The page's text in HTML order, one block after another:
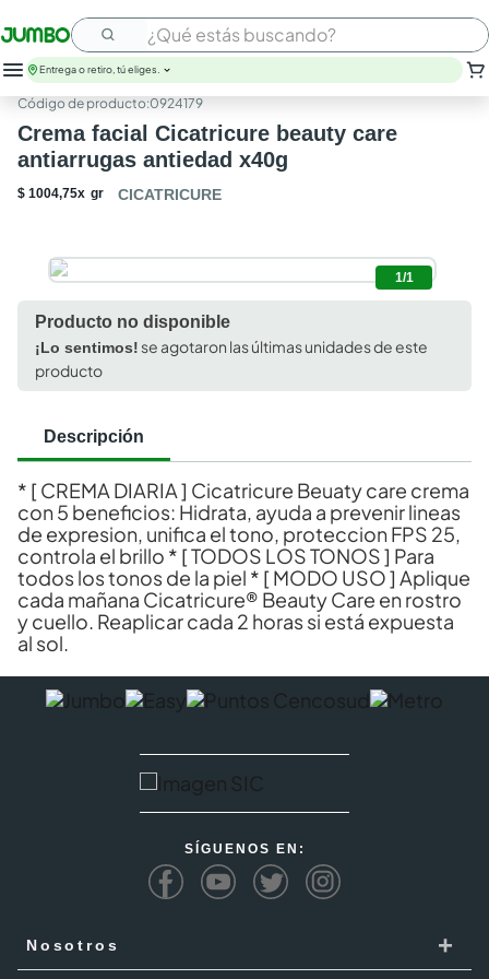
¿Qué estás buscando?
Entrega o retiro, tú eliges.
:0924179
Crema facial Cicatricure beauty care
antiarrugas antiedad x40g
$ 1004,75x gr CICATRICURE
1/1
Producto no disponible
¡Lo sentimos!se agotaron las últimas unidades de este
producto
Descripción
* [ CREMA DIARIA ] Cicatricure Beuaty care crema
con 5 beneficios: Hidrata, ayuda a prevenir lineas
de expresion, unifica el tono, proteccion FPS 25,
controla el brillo * [ TODOS LOS TONOS ] Para
todos los tonos de la piel * [ MODO USO ] Aplique
cada mañana Cicatricure® Beauty Care en rostro
y cuello. Reaplicar cada 2 horas si está expuesta
al sol.
SÍGUENOS EN:
Nosotros +